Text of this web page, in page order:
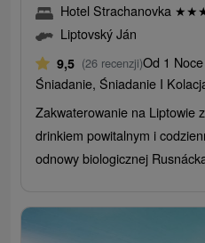
Hotel Strachanovka ★★
Liptovský Ján
9,5 (26 recenzji)Od 1 Noce
Śniadanie, Śniadanie I
Zakwaterowanie na Liptowie
drinkiem powitalnym i
odnowy biologicznej